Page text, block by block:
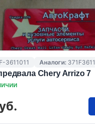
3611011 Аналоги:
Chery Arrizo 7